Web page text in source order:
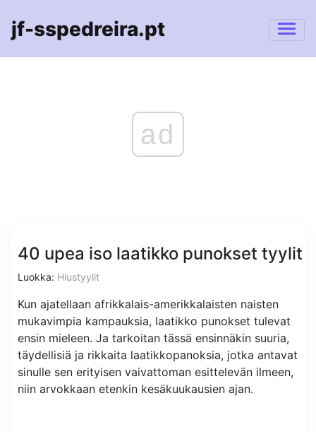
jf-sspedreira.pt
ad
40 upea iso laatikko punokset tyylit
Luokka: Hiustyylit
Kun ajatellaan afrikkalais-amerikkalaisten naisten
mukavimpia kampauksia, laatikko punokset tulevat
ensin mieleen. Ja tarkoitan tässä ensinnäkin suuria,
täydellisiä ja rikkaita laatikkopanoksia, jotka antavat
sinulle sen erityisen vaivattoman esittelevän ilmeen,
niin arvokkaan etenkin kesäkuukausien ajan.